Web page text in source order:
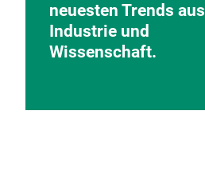
neuesten Trends aus
Industrie und
Wissenschaft.